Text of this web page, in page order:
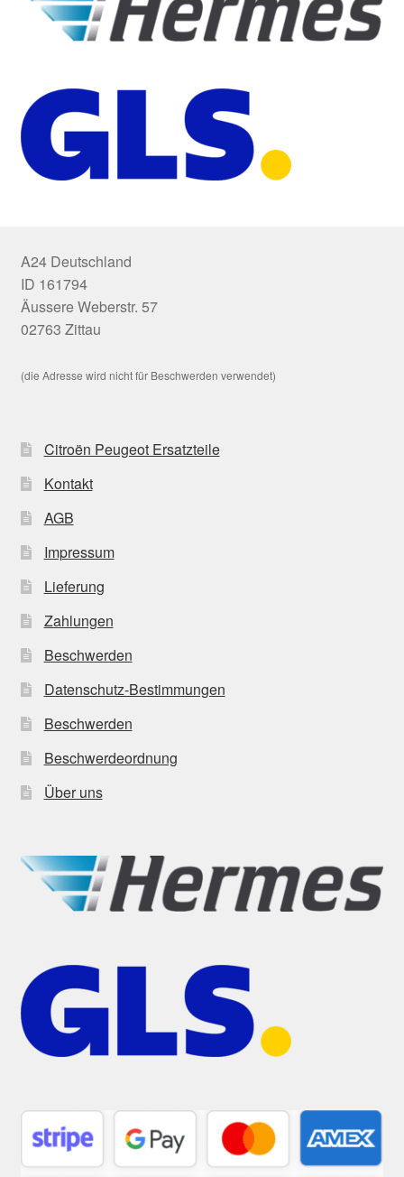
A24 Deutschland
ID 161794
Äussere Weberstr. 57
02763 Zittau
(die Adresse wird nicht für Beschwerden verwendet)
Citroën Peugeot Ersatzteile
Kontakt
AGB
Impressum
Lieferung
Zahlungen
Beschwerden
Datenschutz-Bestimmungen
Beschwerden
Beschwerdeordnung
Über uns